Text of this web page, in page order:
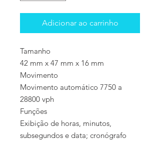
Adicionar ao carrinho
Tamanho
42 mm x 47 mm x 16 mm
Movimento
Movimento automático 7750 a
28800 vph
Funções
Exibição de horas, minutos,
subsegundos e data; cronógrafo